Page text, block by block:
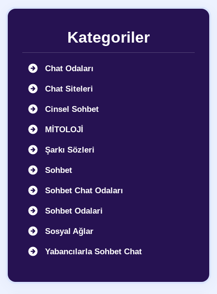
Kategoriler
Chat Odaları
Chat Siteleri
Cinsel Sohbet
MİTOLOJİ
Şarkı Sözleri
Sohbet
Sohbet Chat Odaları
Sohbet Odalari
Sosyal Ağlar
Yabancılarla Sohbet Chat